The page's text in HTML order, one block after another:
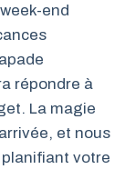
end
répondre à
La magie
et nous
votre